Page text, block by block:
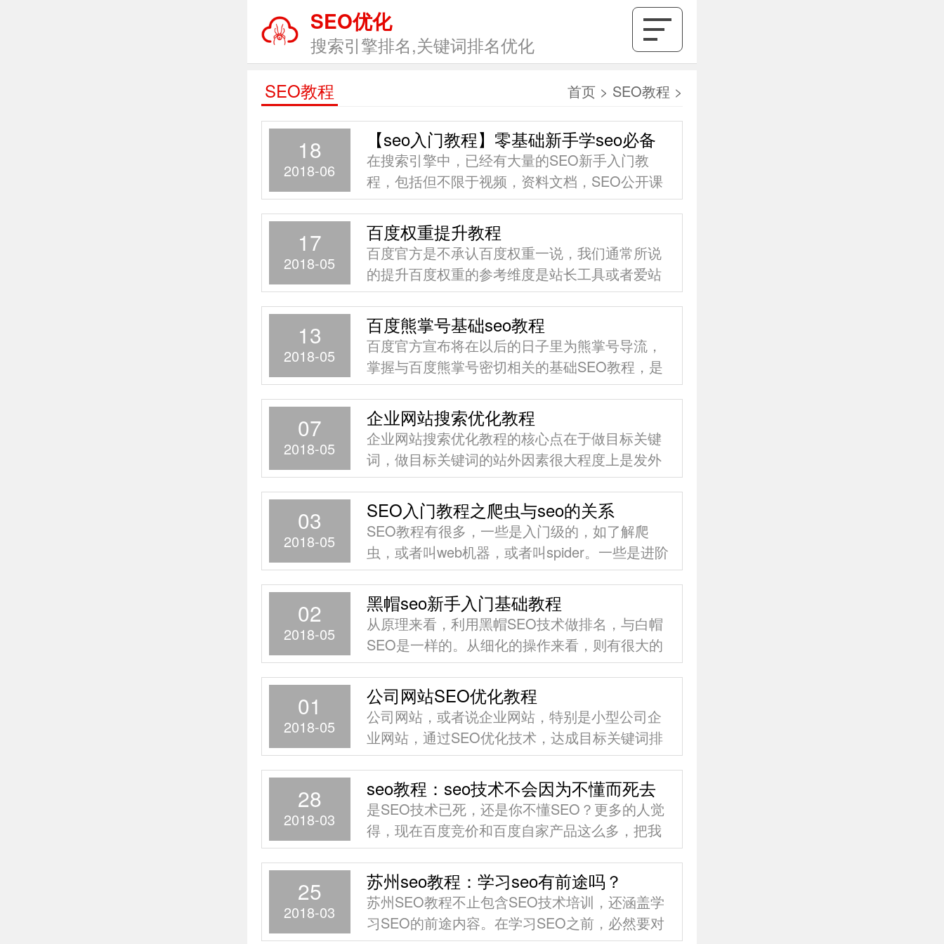
SEO优化
搜索引擎排名,关键词排名优化
SEO教程
首页 > SEO教程 >
18
2018-06
【seo入门教程】零基础新手学seo必备
在搜索引擎中，已经有大量的SEO新手入门教
程，包括但不限于视频，资料文档，SEO公开课
等，适合零基础SEO初学者的教程何其多，哪些
是真正有价值的？笔者发现，海量的SEO自学者
完全搞不清哪些教程是有真正的含金量的，这个
问题是悲哀的，却是一个大量存在的事实。
17
2018-05
百度权重提升教程
百度官方是不承认百度权重一说，我们通常所说
的提升百度权重的参考维度是站长工具或者爱站
的一家之言。真的没有百度权重值一说么？答案
是法定的
13
2018-05
百度熊掌号基础seo教程
百度官方宣布将在以后的日子里为熊掌号导流，
掌握与百度熊掌号密切相关的基础SEO教程，是
必须的。熊掌号能为网站提供内容保护，提供品
牌特型，是百度搜索引擎本身的一次重大升级，
其与传统的SEO是有关联的，且关联紧密。
07
2018-05
企业网站搜索优化教程
企业网站搜索优化教程的核心点在于做目标关键
词，做目标关键词的站外因素很大程度上是发外
链即锚文本建设，想要取得SEO优化排名的着陆
页很大程度上是首页。
03
2018-05
SEO入门教程之爬虫与seo的关系
SEO教程有很多，一些是入门级的，如了解爬
虫，或者叫web机器，或者叫spider。一些是进阶
的如相关性，权威性，用户行为等。夯实基础，
会加深
02
2018-05
黑帽seo新手入门基础教程
从原理来看，利用黑帽SEO技术做排名，与白帽
SEO是一样的。从细化的操作来看，则有很大的
不同。黑帽SEO新手入门基础教程是概述的相关
黑帽SEO技术，不是细化的操作点。
01
2018-05
公司网站SEO优化教程
公司网站，或者说企业网站，特别是小型公司企
业网站，通过SEO优化技术，达成目标关键词排
名的概率较大，更为容易。另外，达成海量的长
尾词排名的难度会更高。
28
2018-03
seo教程：seo技术不会因为不懂而死去
是SEO技术已死，还是你不懂SEO？更多的人觉
得，现在百度竞价和百度自家产品这么多，把我
想做的词都给占完了，就算排到首页也没什么
用，然后就得出“SEO技术已死”。
25
2018-03
苏州seo教程：学习seo有前途吗？
苏州SEO教程不止包含SEO技术培训，还涵盖学
习SEO的前途内容。在学习SEO之前，必然要对